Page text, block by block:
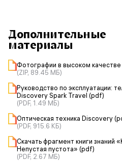
Дополнительные
материалы
Фотографии в высоком качестве
(ZIP, 89.45 МБ)
Руководство по эксплуатации:
Discovery Spark Travel (pdf)
(PDF, 1.49 МБ)
Оптическая техника Discovery
(PDF, 915.6 КБ)
Скачать фрагмент книги знаний
Непустая пустота» (pdf)
(PDF, 2.67 МБ)